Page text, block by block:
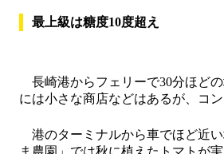
最上級は糖度10度超え
長崎港からフェリーで30分ほど
には小さな商店などはあるが、コン
港のターミナルから車でほど近
ま農園」では秋に植えたトマトが